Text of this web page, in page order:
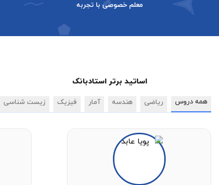
معلم خصوصی با تجربه
اساتید برتر استادبانک
همه دروس ریاضی هندسه آمار فیزیک زیست شناسی